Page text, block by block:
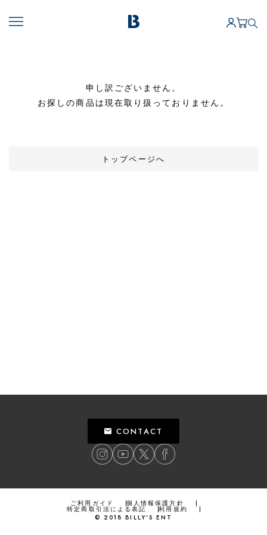
申し訳ございません。
お探しの商品は現在取り扱っておりません。
トップページへ
CONTACT
ご利用ガイド 個人情報保護方針
特定商取引法による表記
利用規約
© 2018 BILLY’S ENT